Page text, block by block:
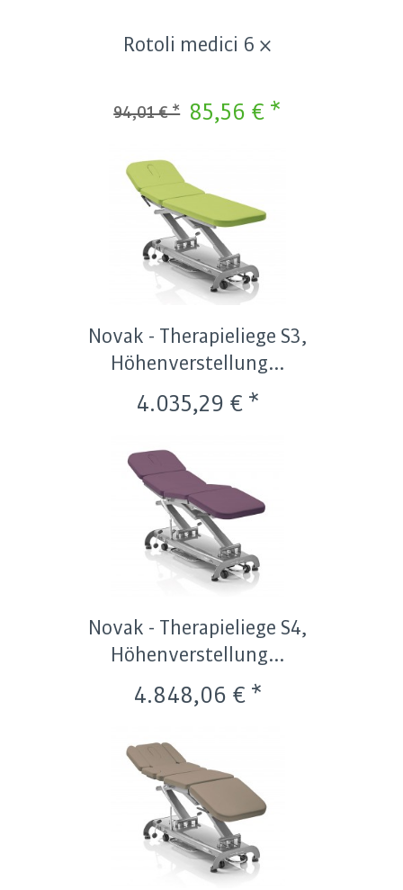
Rotoli medici 6 ×
85,56 € *
94,01 € *
Novak - Therapieliege S3,
Höhenverstellung...
4.035,29 € *
Novak - Therapieliege S4,
Höhenverstellung...
4.848,06 € *